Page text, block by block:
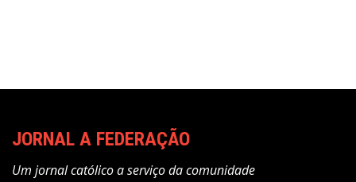
JORNAL A FEDERAÇÃO
Um jornal católico a serviço da comunidade